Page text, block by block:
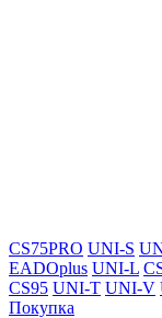
CS75PRO UNI-S
EADOplus UNI-L
CS95 UNI-T UNI-V
Покупка